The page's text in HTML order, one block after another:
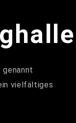
genannt
vielfältiges